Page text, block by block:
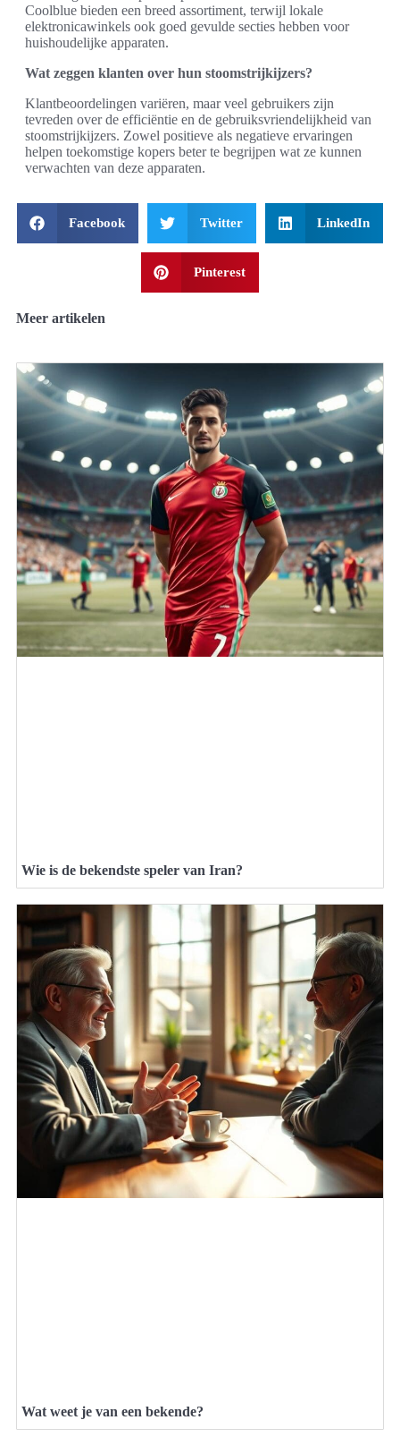
Coolblue bieden een breed assortiment, terwijl lokale
elektronicawinkels ook goed gevulde secties hebben voor
huishoudelijke apparaten.
Wat zeggen klanten over hun stoomstrijkijzers?
Klantbeoordelingen variëren, maar veel gebruikers zijn
tevreden over de efficiëntie en de gebruiksvriendelijkheid van
stoomstrijkijzers. Zowel positieve als negatieve ervaringen
helpen toekomstige kopers beter te begrijpen wat ze kunnen
verwachten van deze apparaten.
Facebook Twitter LinkedIn
Pinterest
Meer artikelen
Wie is de bekendste speler van Iran?
Wat weet je van een bekende?